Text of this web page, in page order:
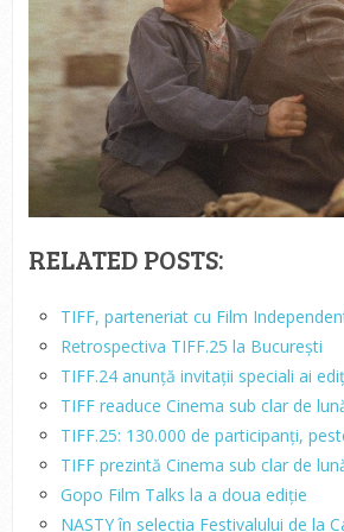
RELATED POSTS:
TIFF, parteneriat cu Film
Retrospectiva TIFF.25 la București
TIFF.24 anunță invitații speciali ai
TIFF readuce Cinema sub clar de
TIFF.25: 130.000 de participanți,
TIFF prezintă Cinema sub clar de
Gopo Film Talks la a doua ediție
NASTY în selecția Festivalului de la